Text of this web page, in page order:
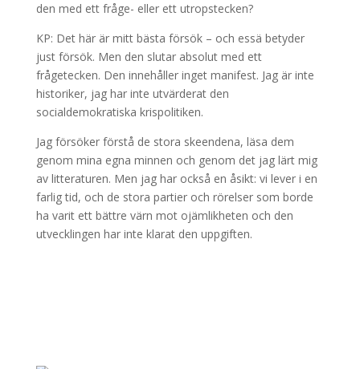
den med ett fråge- eller ett utropstecken?
KP: Det här är mitt bästa försök – och essä betyder
just försök. Men den slutar absolut med ett
frågetecken. Den innehåller inget manifest. Jag är inte
historiker, jag har inte utvärderat den
socialdemokratiska krispolitiken.
Jag försöker förstå de stora skeendena, läsa dem
genom mina egna minnen och genom det jag lärt mig
av litteraturen. Men jag har också en åsikt: vi lever i en
farlig tid, och de stora partier och rörelser som borde
ha varit ett bättre värn mot ojämlikheten och den
utvecklingen har inte klarat den uppgiften.